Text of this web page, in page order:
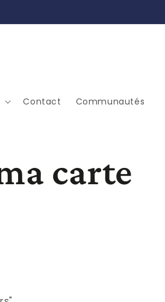
Contact Communautés
carte